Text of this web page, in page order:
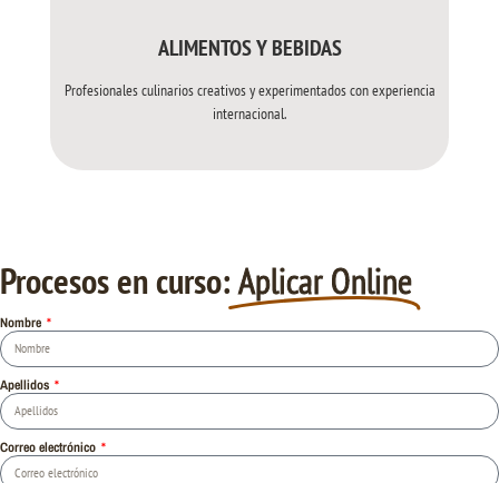
ALIMENTOS Y BEBIDAS
Profesionales culinarios creativos y experimentados con experiencia
internacional.
Procesos en curso:Aplicar Online
Nombre
Apellidos
Correo electrónico